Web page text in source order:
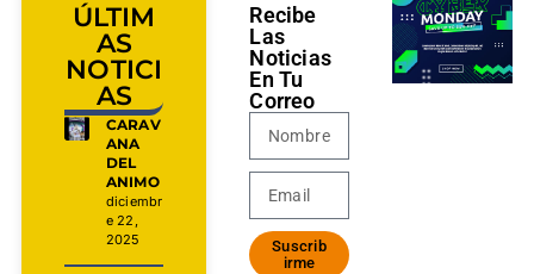
ÚLTIM
AS
NOTICI
AS
CARAV
ANA
DEL
ANIMO
diciembr
e 22,
2025
Recibe
Las
Noticias
En Tu
Correo
Suscrib
irme